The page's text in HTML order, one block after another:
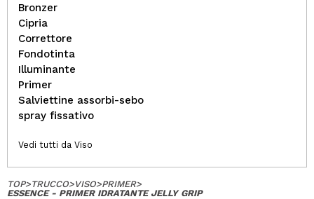
Bronzer
Cipria
Correttore
Fondotinta
Illuminante
Primer
Salviettine assorbi-sebo
spray fissativo
Vedi tutti da Viso
TOP>TRUCCO>VISO>PRIMER>
ESSENCE - PRIMER IDRATANTE JELLY GRIP